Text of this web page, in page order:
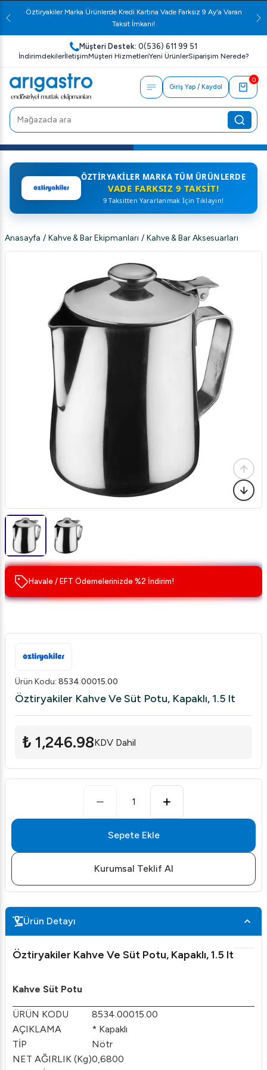
Öztiryakiler Marka Ürünlerde Kredi Kartına Vade Farksız 9 Ay'a Varan
Taksit İmkanı!
Müşteri Destek: 0(536) 611 99 51
İndirimdekilerİletişimMüşteri HizmetleriYeni ÜrünlerSiparişim Nerede?
Giriş Yap / Kaydol
0
ÖZTIRYAKILER MARKA TÜM ÜRÜNLERDE
VADE FARKSIZ 9 TAKSIT!
9 Taksitten Yararlanmak İçin Tıklayın!
Anasayfa / Kahve & Bar Ekipmanları / Kahve & Bar Aksesuarları
Havale / EFT Ödemelerinizde %2 İndirim!
Ürün Kodu: 8534.00015.00
Öztiryakiler Kahve Ve Süt Potu, Kapaklı, 1.5 lt
₺ 1,246.98KDV Dahil
1
Sepete Ekle
Kurumsal Teklif Al
Ürün Detayı
Öztiryakiler Kahve Ve Süt Potu, Kapaklı, 1.5 lt
Kahve Süt Potu
ÜRÜN KODU
8534.00015.00
AÇIKLAMA
* Kapaklı
TİP
Nötr
NET AĞIRLIK (Kg)0,6800